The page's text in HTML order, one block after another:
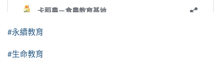
#永續教育
#生命教育